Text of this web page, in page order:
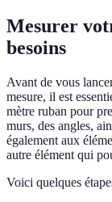
Mesurer
besoins
Avant de vous
mesure, il est
mètre ruban pour
murs, des angles,
également aux
autre élément qui
Voici quelques